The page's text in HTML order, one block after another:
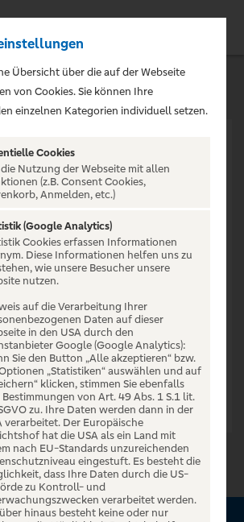
NICHT
GEFUNDEN
Übersicht über die auf der Webseite
von Cookies. Sie können Ihre
einzelnen Kategorien individuell setzen.
Cookies
Nutzung der Webseite mit allen
(z.B. Consent Cookies,
Anmelden, etc.)
(Google Analytics)
Cookies erfassen Informationen
Diese Informationen helfen uns zu
wie unsere Besucher unsere
nutzen.
auf die Verarbeitung Ihrer
Daten auf dieser
in den USA durch den
Google (Google Analytics):
Sie den Button „Alle akzeptieren“ bzw.
„Statistiken“ auswählen und auf
klicken, stimmen Sie ebenfalls
Bestimmungen von Art. 49 Abs. 1 S.1 lit.
zu. Ihre Daten werden dann in der
verarbeitet. Der Europäische
hat die USA als ein Land mit
nach EU-Standards unzureichenden
eingestuft. Es besteht die
dass Ihre Daten durch die US-
zu Kontroll- und
verarbeitet werden.
hinaus besteht keine oder nur